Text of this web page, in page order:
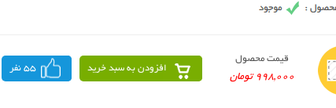
قیمت محصول
998,000 تومان
افزودن به سبد خرید 55 نفر